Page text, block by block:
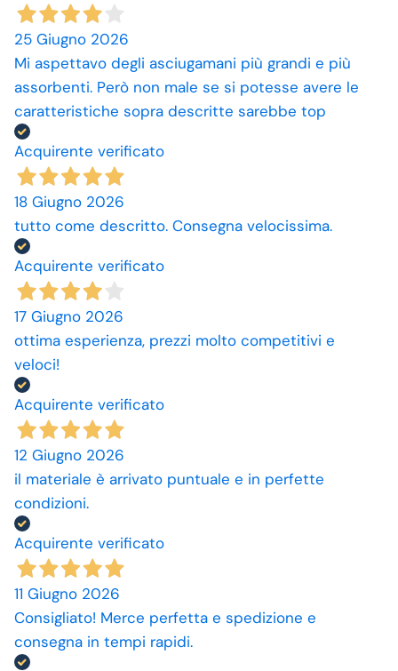
25 Giugno 2026
Mi aspettavo degli asciugamani più grandi e più
assorbenti. Però non male se si potesse avere le
caratteristiche sopra descritte sarebbe top
Acquirente verificato
18 Giugno 2026
tutto come descritto. Consegna velocissima.
Acquirente verificato
17 Giugno 2026
ottima esperienza, prezzi molto competitivi e
veloci!
Acquirente verificato
12 Giugno 2026
il materiale è arrivato puntuale e in perfette
condizioni.
Acquirente verificato
11 Giugno 2026
Consigliato! Merce perfetta e spedizione e
consegna in tempi rapidi.